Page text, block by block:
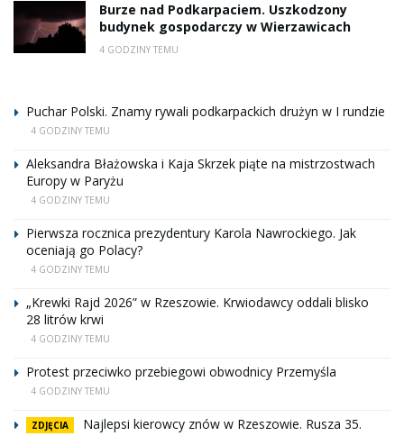
Burze nad Podkarpaciem. Uszkodzony
budynek gospodarczy w Wierzawicach
4 GODZINY TEMU
Puchar Polski. Znamy rywali podkarpackich drużyn w I rundzie
4 GODZINY TEMU
Aleksandra Błażowska i Kaja Skrzek piąte na mistrzostwach
Europy w Paryżu
4 GODZINY TEMU
Pierwsza rocznica prezydentury Karola Nawrockiego. Jak
oceniają go Polacy?
4 GODZINY TEMU
„Krewki Rajd 2026” w Rzeszowie. Krwiodawcy oddali blisko
28 litrów krwi
4 GODZINY TEMU
Protest przeciwko przebiegowi obwodnicy Przemyśla
4 GODZINY TEMU
ZDJĘCIA
Najlepsi kierowcy znów w Rzeszowie. Rusza 35.